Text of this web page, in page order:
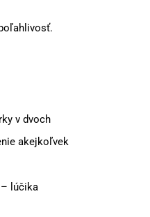
v dvoch
akejkoľvek
lúčika